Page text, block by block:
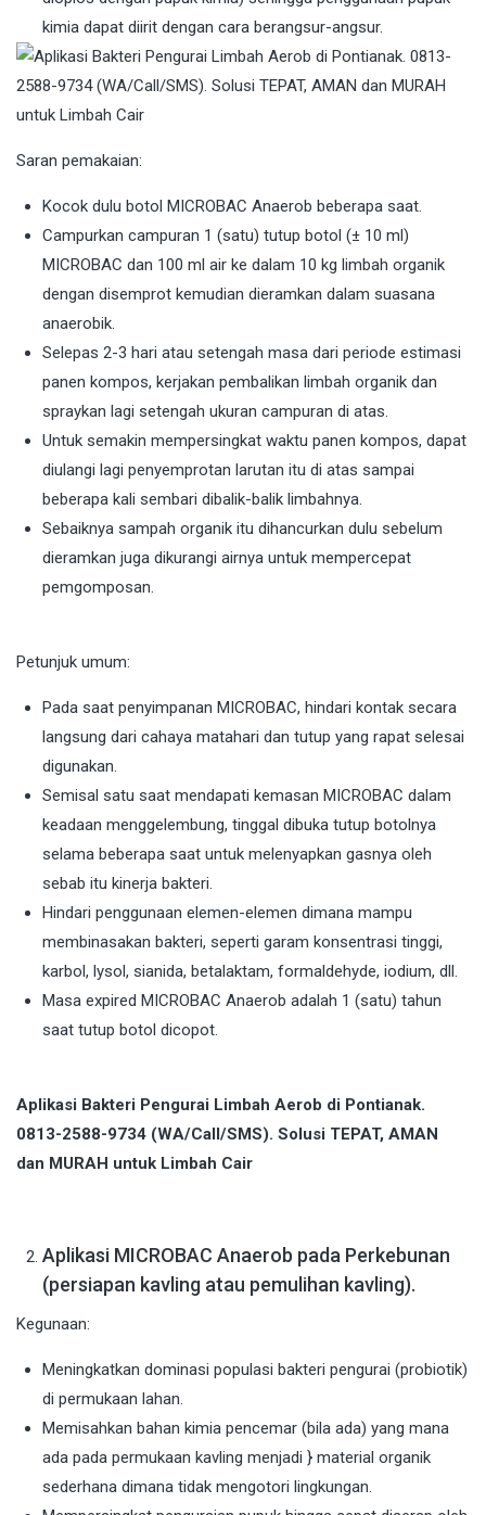
kimia dapat diirit dengan cara berangsur-angsur.
Saran pemakaian:
Kocok dulu botol MICROBAC Anaerob beberapa saat.
Campurkan campuran 1 (satu) tutup botol (± 10 ml)
MICROBAC dan 100 ml air ke dalam 10 kg limbah organik
dengan disemprot kemudian dieramkan dalam suasana
anaerobik.
Selepas 2-3 hari atau setengah masa dari periode estimasi
panen kompos, kerjakan pembalikan limbah organik dan
spraykan lagi setengah ukuran campuran di atas.
Untuk semakin mempersingkat waktu panen kompos, dapat
diulangi lagi penyemprotan larutan itu di atas sampai
beberapa kali sembari dibalik-balik limbahnya.
Sebaiknya sampah organik itu dihancurkan dulu sebelum
dieramkan juga dikurangi airnya untuk mempercepat
pemgomposan.
Petunjuk umum:
Pada saat penyimpanan MICROBAC, hindari kontak secara
langsung dari cahaya matahari dan tutup yang rapat selesai
digunakan.
Semisal satu saat mendapati kemasan MICROBAC dalam
keadaan menggelembung, tinggal dibuka tutup botolnya
selama beberapa saat untuk melenyapkan gasnya oleh
sebab itu kinerja bakteri.
Hindari penggunaan elemen-elemen dimana mampu
membinasakan bakteri, seperti garam konsentrasi tinggi,
karbol, lysol, sianida, betalaktam, formaldehyde, iodium, dll.
Masa expired MICROBAC Anaerob adalah 1 (satu) tahun
saat tutup botol dicopot.
Aplikasi Bakteri Pengurai Limbah Aerob di Pontianak.
0813-2588-9734 (WA/Call/SMS). Solusi TEPAT, AMAN
dan MURAH untuk Limbah Cair
Aplikasi MICROBAC Anaerob pada Perkebunan
(persiapan kavling atau pemulihan kavling).
Kegunaan:
Meningkatkan dominasi populasi bakteri pengurai (probiotik)
di permukaan lahan.
Memisahkan bahan kimia pencemar (bila ada) yang mana
ada pada permukaan kavling menjadi } material organik
sederhana dimana tidak mengotori lingkungan.